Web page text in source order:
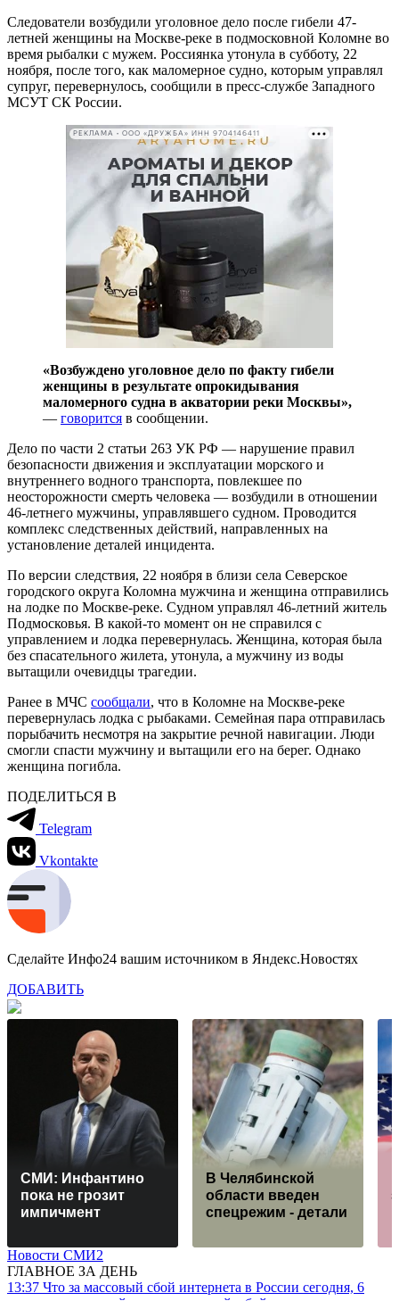
Следователи возбудили уголовное дело после гибели 47-
летней женщины на Москве-реке в подмосковной Коломне во
время рыбалки с мужем. Россиянка утонула в субботу, 22
ноября, после того, как маломерное судно, которым управлял
супруг, перевернулось, сообщили в пресс-службе Западного
МСУТ СК России.
РЕКЛАМА • ООО «ДРУЖБА» ИНН 9704146411
«Возбуждено уголовное дело по факту гибели
женщины в результате опрокидывания
маломерного судна в акватории реки Москвы»,
— говорится в сообщении.
Дело по части 2 статьи 263 УК РФ — нарушение правил
безопасности движения и эксплуатации морского и
внутреннего водного транспорта, повлекшее по
неосторожности смерть человека — возбудили в отношении
46-летнего мужчины, управлявшего судном. Проводится
комплекс следственных действий, направленных на
установление деталей инцидента.
По версии следствия, 22 ноября в близи села Северское
городского округа Коломна мужчина и женщина отправились
на лодке по Москве-реке. Судном управлял 46-летний житель
Подмосковья. В какой-то момент он не справился с
управлением и лодка перевернулась. Женщина, которая была
без спасательного жилета, утонула, а мужчину из воды
вытащили очевидцы трагедии.
Ранее в МЧС сообщали, что в Коломне на Москве-реке
перевернулась лодка с рыбаками. Семейная пара отправилась
порыбачить несмотря на закрытие речной навигации. Люди
смогли спасти мужчину и вытащили его на берег. Однако
женщина погибла.
ПОДЕЛИТЬСЯ В
Telegram
Vkontakte
Сделайте Инфо24 вашим источником в Яндекс.Новостях
ДОБАВИТЬ
СМИ: Инфантино
пока не грозит
импичмент
В Челябинской
области введен
спецрежим - детали
Новости СМИ2
ГЛАВНОЕ ЗА ДЕНЬ
13:37 Что за массовый сбой интернета в России сегодня, 6